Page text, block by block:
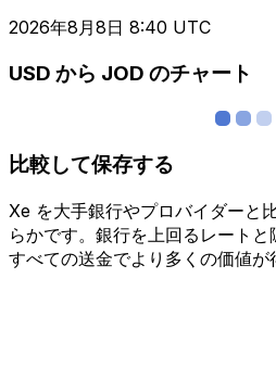
2026年8月8日 8:40 UTC
USD から JOD のチャート
比較して保存する
Xe を大手銀行やプロバイダーと
らかです。銀行を上回るレートと
すべての送金でより多くの価値が